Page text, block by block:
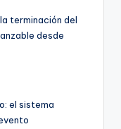
terminación del
desde
el sistema